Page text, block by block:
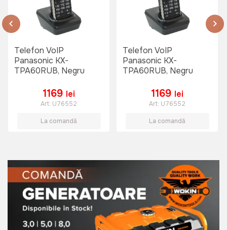
Telefon VoIP
Panasonic KX-
TPA60RUB, Negru
1169 lei
Art: U76552
La comandă
Telefon VoIP
Panasonic KX-
TPA60RUB, Negru
1169 lei
Art: U76552
La comandă